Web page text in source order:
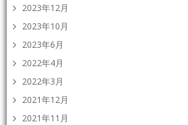
2023年12月
2023年10月
2023年6月
2022年4月
2022年3月
2021年12月
2021年11月